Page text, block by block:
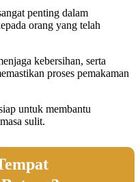
penting dalam
orang yang telah
kebersihan, serta
proses pemakaman
untuk membantu
sulit.